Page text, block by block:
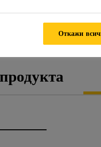
ЛИСТ С
Откажи